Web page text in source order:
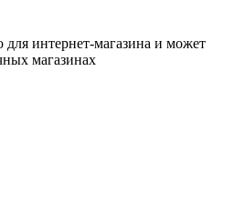
для интернет-магазина и может
магазинах